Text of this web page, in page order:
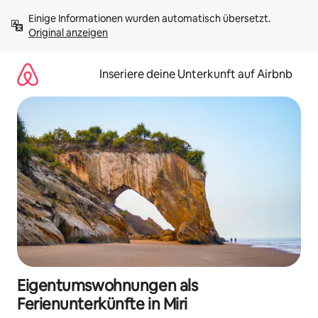
Inhalten
springenOriginal anzeigen
Inseriere deine Unterkunft auf Airbnb
Eigentumswohnungen als
Ferienunterkünfte in Miri